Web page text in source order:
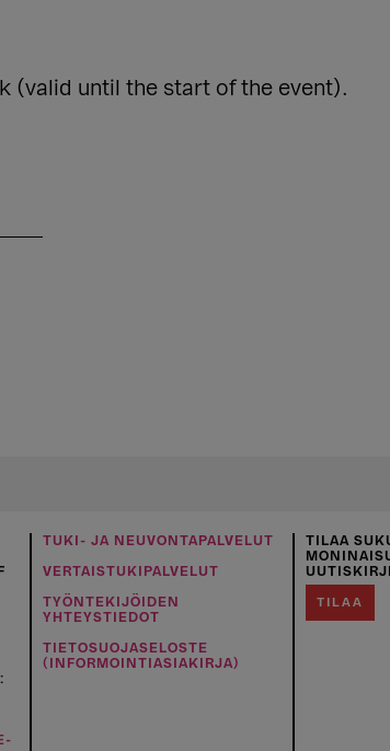
(valid until the start of the event).
TUKI- JA NEUVONTAPALVELUT
VERTAISTUKIPALVELUT
TYÖNTEKIJÖIDEN
YHTEYSTIEDOT
TIETOSUOJASELOSTE
(INFORMOINTIASIAKIRJA)
TILAA
TILAA